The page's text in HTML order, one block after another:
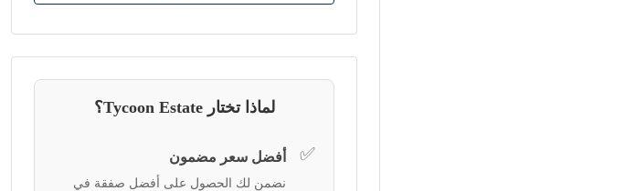
لماذا تختار Tycoon Estate؟
✅ أفضل سعر مضمون
نضمن لك الحصول على أفضل صفقة في